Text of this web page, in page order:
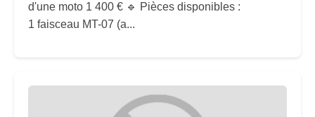
d'une moto 1 400 € 🔹 Pièces disponibles :
1 faisceau MT-07 (a...